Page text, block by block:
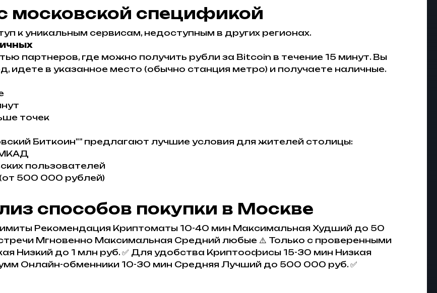
московской спецификой
к уникальным сервисам, недоступным в других регионах.
партнеров, где можно получить рубли за Bitcoin в течение 15 минут. Вы
идете в указанное место (обычно станция метро) и получаете наличные.
точек
Биткоин"" предлагают лучшие условия для жителей столицы:
МКАД
пользователей
500 000 рублей)
способов покупки в Москве
Рекомендация Криптоматы 10-40 мин Максимальная Худший до 50
Мгновенно Максимальная Средний любые ⚠️ Только с проверенными
Низкий до 1 млн руб. ✅ Для удобства Криптоофисы 15-30 мин Низкая
Онлайн-обменники 10-30 мин Средняя Лучший до 500 000 руб. ✅